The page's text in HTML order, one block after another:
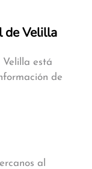
de Velilla
Velilla está
de
al